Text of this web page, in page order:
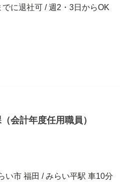
でに退社可 / 週2・3日からOK
会計年度任用職員）
い市 福田 / みらい平駅 車10分